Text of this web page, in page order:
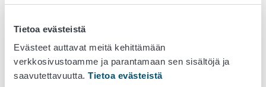
Tietoa evästeistä
Evästeet auttavat meitä kehittämään
verkkosivustoamme ja parantamaan sen sisältöjä ja
saavutettavuutta. Tietoa evästeistä
Vesihome – uhka Saimaan järvilohelle ja yhteys
vesien tummenemiseen
Vesiviljelyn kehittämisohjelma
Ruoan turvallisuus